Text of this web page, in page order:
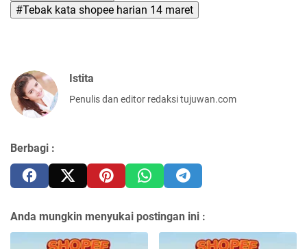
#Tebak kata shopee harian 14 maret
Istita
Penulis dan editor redaksi tujuwan.com
Berbagi :
Anda mungkin menyukai postingan ini :